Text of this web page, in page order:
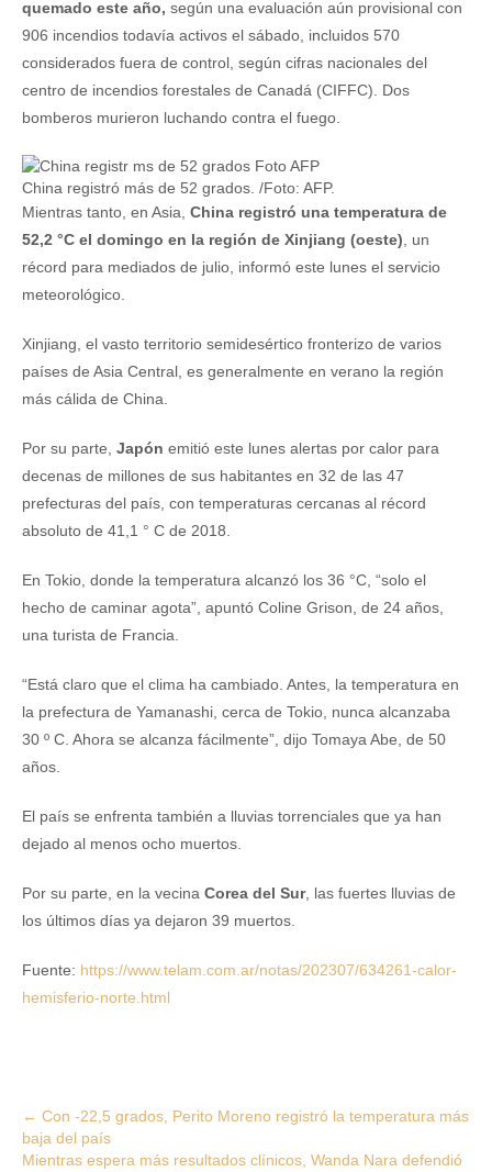
quemado este año, según una evaluación aún provisional con
906 incendios todavía activos el sábado, incluidos 570
considerados fuera de control, según cifras nacionales del
centro de incendios forestales de Canadá (CIFFC). Dos
bomberos murieron luchando contra el fuego.
China registró más de 52 grados. /Foto: AFP.
Mientras tanto, en Asia, China registró una temperatura de
52,2 °C el domingo en la región de Xinjiang (oeste), un
récord para mediados de julio, informó este lunes el servicio
meteorológico.
Xinjiang, el vasto territorio semidesértico fronterizo de varios
países de Asia Central, es generalmente en verano la región
más cálida de China.
Por su parte, Japón emitió este lunes alertas por calor para
decenas de millones de sus habitantes en 32 de las 47
prefecturas del país, con temperaturas cercanas al récord
absoluto de 41,1 ° C de 2018.
En Tokio, donde la temperatura alcanzó los 36 °C, “solo el
hecho de caminar agota”, apuntó Coline Grison, de 24 años,
una turista de Francia.
“Está claro que el clima ha cambiado. Antes, la temperatura en
la prefectura de Yamanashi, cerca de Tokio, nunca alcanzaba
30 º C. Ahora se alcanza fácilmente”, dijo Tomaya Abe, de 50
años.
El país se enfrenta también a lluvias torrenciales que ya han
dejado al menos ocho muertos.
Por su parte, en la vecina Corea del Sur, las fuertes lluvias de
los últimos días ya dejaron 39 muertos.
Fuente: https://www.telam.com.ar/notas/202307/634261-calor-
hemisferio-norte.html
Post
navigation
← Con -22,5 grados, Perito Moreno registró la temperatura más
baja del país
Mientras espera más resultados clínicos, Wanda Nara defendió